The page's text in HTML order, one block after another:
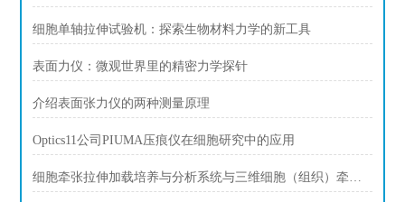
细胞单轴拉伸试验机：探索生物材料力学的新工具
表面力仪：微观世界里的精密力学探针
介绍表面张力仪的两种测量原理
Optics11公司PIUMA压痕仪在细胞研究中的应用
细胞牵张拉伸加载培养与分析系统与三维细胞（组织）牵引拉伸加载培养与分析